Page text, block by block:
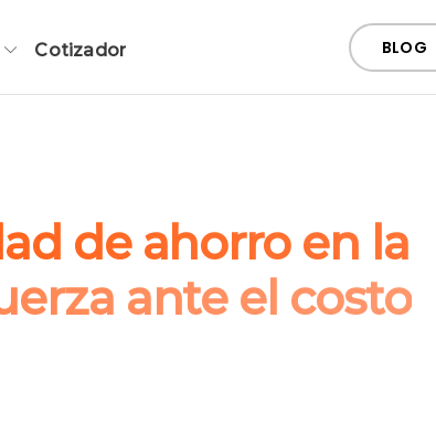
Cotizador BLOG
de ahorro en la
ante el costo